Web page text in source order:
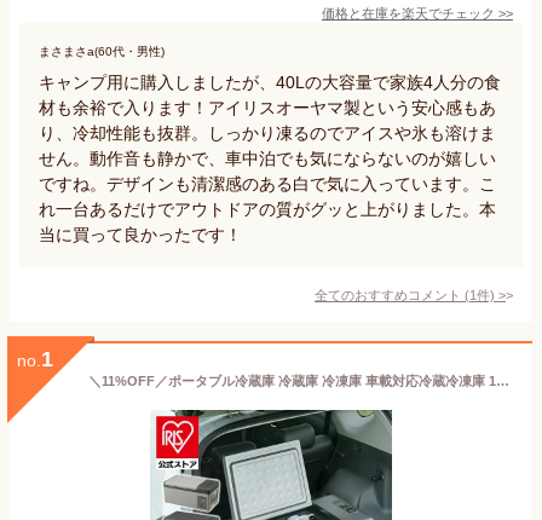
価格と在庫を楽天でチェック >>
まさまさa(60代・男性)
キャンプ用に購入しましたが、40Lの大容量で家族4人分の食
材も余裕で入ります！アイリスオーヤマ製という安心感もあ
り、冷却性能も抜群。しっかり凍るのでアイスや氷も溶けま
せん。動作音も静かで、車中泊でも気にならないのが嬉しい
ですね。デザインも清潔感のある白で気に入っています。こ
れ一台あるだけでアウトドアの質がグッと上がりました。本
当に買って良かったです！
全てのおすすめコメント (1件) >
no. 1
＼11%OFF／ポータブル冷蔵庫 冷蔵庫 冷凍庫 車載対応冷蔵冷凍庫 15L PCR-15U 送料無料 車載冷凍冷蔵庫 冷蔵冷凍庫 車載 車中泊 ポータブル カーキ ブラック グレー